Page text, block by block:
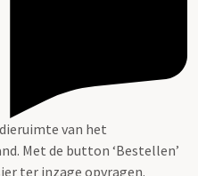
van het
Met de button ‘Bestellen’
ter inzage opvragen.